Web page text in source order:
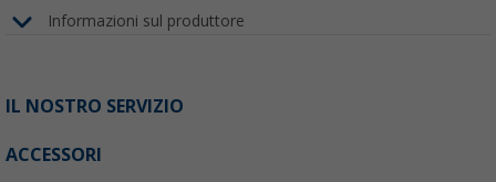
Informazioni sul produttore
IL NOSTRO SERVIZIO
ACCESSORI